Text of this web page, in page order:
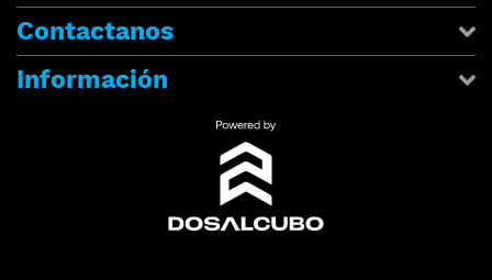
Contactanos
Información